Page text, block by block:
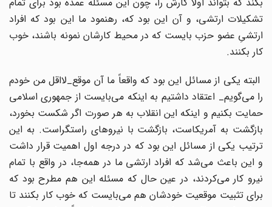
تشکیلات ارتشی، و آن این بود که، رهنمود ما این بود که افراد
ارتشیِ عضو حزب بایست که در محیط کارشان نمونه باشند، خوب
کار بکنند.
البته یکی از مسائل این بود که واقعاً ما آن موقع_لااقل من خودم
را می‌گویم_ اعتقاد داشتیم به اینکه می‌‌بایست از جمهوری اسلامی
حمایت بکنیم و اینکه این انقلاب به هر صورت اگر شکست بخورد،
بازگشت به آمریکاست، بازگشت با نیروهای راستگراست. به این
ترتیب یکی از مسائل این بود که در درجه اول اهمیت قرار داشت
و این باعث می‌شد که افراد ارتشی ما در همه‌جا، در واقع با تمام
نیرو کار می‌‌کردند، در عین حال که مسئله این هم مطرح بود که
برای تثبیت موقعیت خودشان هم می‌‌بایست که خوب کار بکنند تا